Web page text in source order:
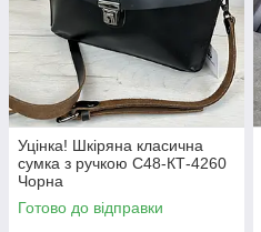
Уцінка! Шкіряна класична
сумка з ручкою С48-КТ-4260
Чорна
Готово до відправки